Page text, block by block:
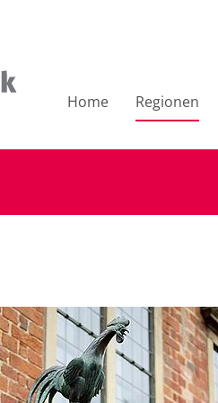
Home Regionen